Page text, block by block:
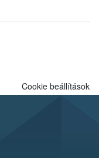
Cookie beállítások